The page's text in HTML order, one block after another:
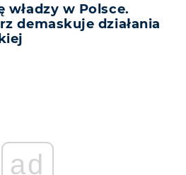
władzy w Polsce.
demaskuje działania
ad